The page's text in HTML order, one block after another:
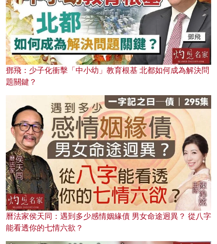
鄧飛：少子化衝擊「中小幼」教育根基 北都如何成為解決問
題關鍵？
曆法家侯天同：遇到多少感情姻緣債 男女命途迥異？ 從八字
能看透你的七情六欲？